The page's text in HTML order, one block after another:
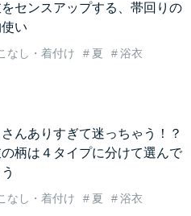
センスアップする、帯回りの
い
なし・着付け 夏 浴衣
んありすぎて迷っちゃう！？
柄は４タイプに分けて選んで
なし・着付け 夏 浴衣